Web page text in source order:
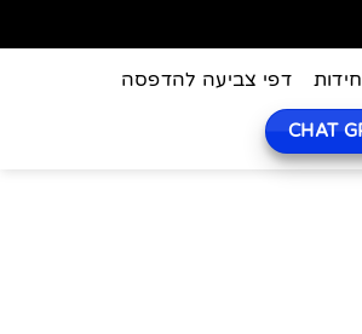
חידות דפי צביעה להדפסה